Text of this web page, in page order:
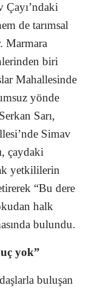
Çayı’ndaki
de tarımsal
Marmara
biri
Mahallesinde
yönde
Sarı,
Simav
çaydaki
yetkililerin
“Bu dere
halk
bulundu.
yok”
buluşan